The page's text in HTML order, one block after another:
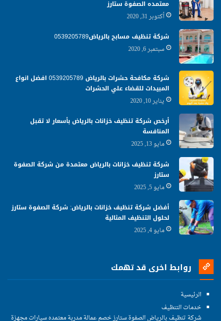
معتمده الصفوة ستارز
أكتوبر 31, 2020
شركة تنظيف مسابح بالرياض0539205789
سبتمبر 6, 2020
شركة مكافحة حشرات بالرياض 0539205789 افضل انواع
المبيدات للقضاء علي الحشرات
يناير 10, 2020
أرخص شركة تنظيف خزانات بالرياض بأسعار لا تقبل
المنافسة
مايو 13, 2025
شركة تنظيف خزانات بالرياض معتمدة من شركة الصفوة
ستارز
مايو 5, 2025
أفضل شركة تنظيف خزانات بالرياض: شركة الصفوة ستارز
لحلول التنظيف المثالية
مايو 4, 2025
روابط اخرى قد تهمك
الرئيسية
خدمات التنظيف
شركة تنظيف بالرياض الصفوة ستارز خصم عمالة مدربة معتمده سيارات مجهزة